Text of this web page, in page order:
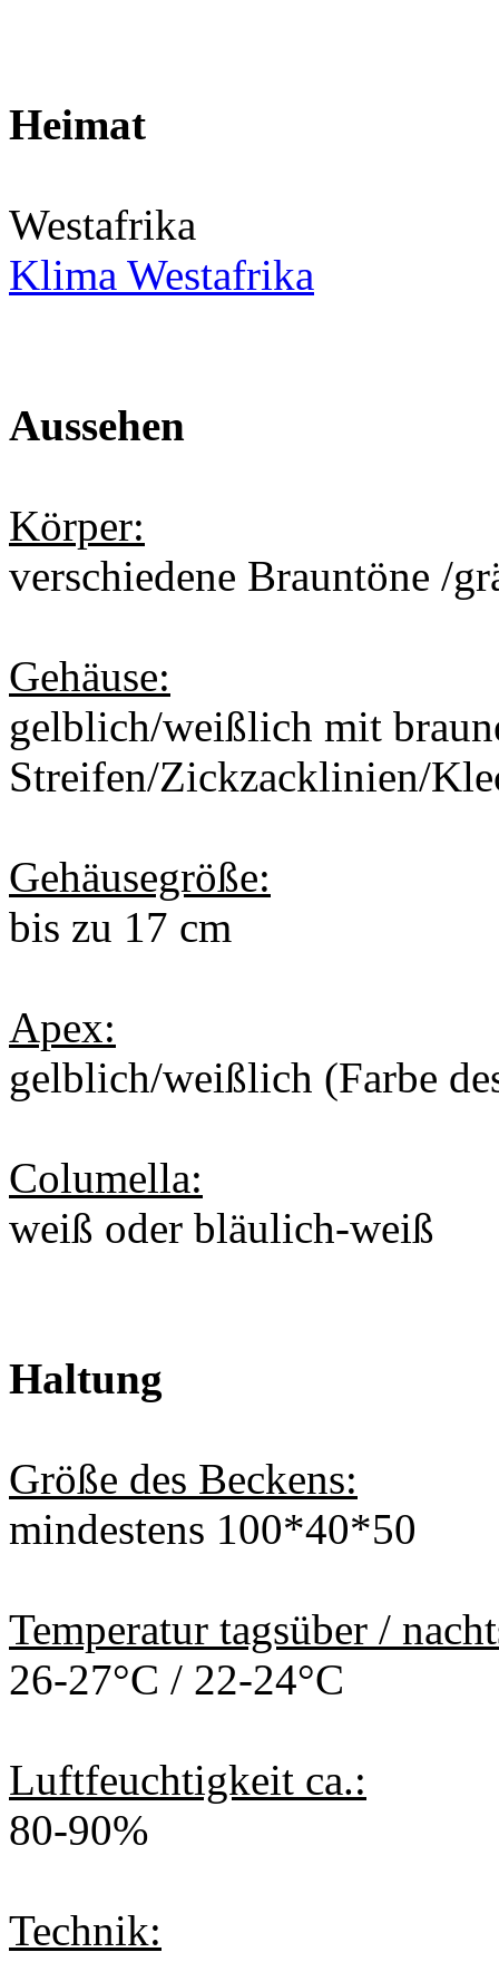
Heimat
Westafrika
Klima Westafrika
Aussehen
Körper:
verschiedene Brauntöne /
Gehäuse:
gelblich/weißlich mit
Streifen/Zickzacklinien/
Gehäusegröße:
bis zu 17 cm
Apex:
gelblich/weißlich (Farbe
Columella:
weiß oder bläulich-weiß
Haltung
Größe des Beckens:
mindestens 100*40*50
Temperatur tagsüber /
26-27°C / 22-24°C
Luftfeuchtigkeit ca.:
80-90%
Technik: